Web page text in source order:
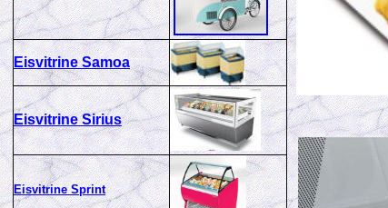
Eisvitrine Samoa
Eisvitrine Sirius
Eisvitrine Sprint